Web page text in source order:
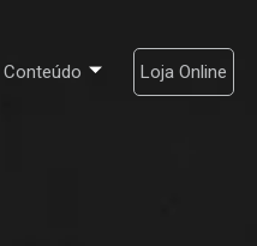
Conteúdo Loja Online